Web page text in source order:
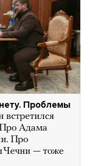
Проблемы
встретился
Адама
Про
Чечни — тоже